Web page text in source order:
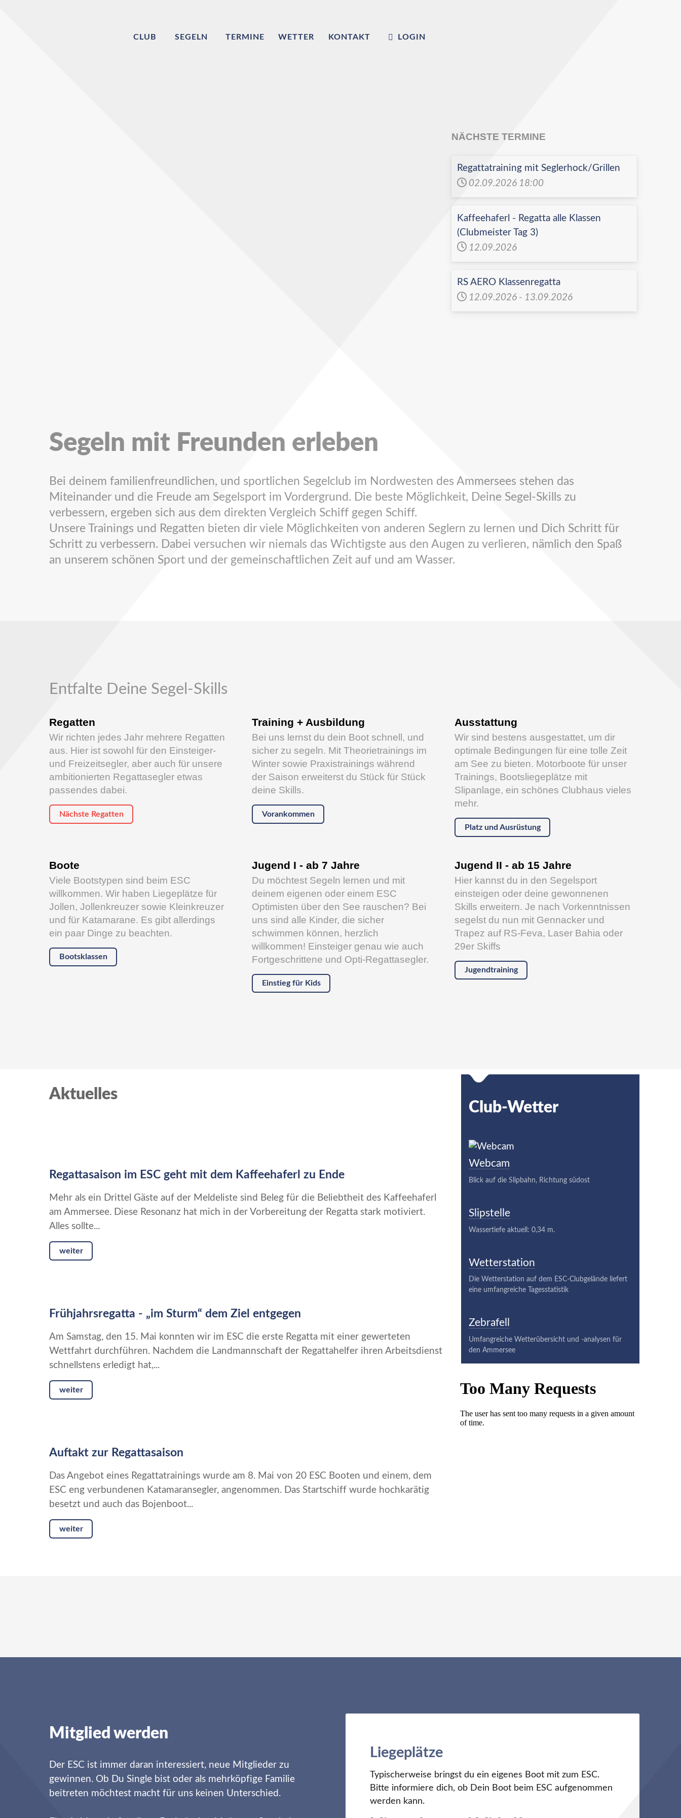
CLUB SEGELN TERMINE WETTER KONTAKT LOGIN
NÄCHSTE TERMINE
Regattatraining mit Seglerhock/Grillen
02.09.2026 18:00
Kaffeehaferl - Regatta alle Klassen
(Clubmeister Tag 3)
12.09.2026
RS AERO Klassenregatta
12.09.2026 - 13.09.2026
Segeln mit Freunden erleben
Bei deinem familienfreundlichen, und sportlichen Segelclub im Nordwesten des Ammersees stehen das
Miteinander und die Freude am Segelsport im Vordergrund. Die beste Möglichkeit, Deine Segel-Skills zu
verbessern, ergeben sich aus dem direkten Vergleich Schiff gegen Schiff.
Unsere Trainings und Regatten bieten dir viele Möglichkeiten von anderen Seglern zu lernen und Dich Schritt für
Schritt zu verbessern. Dabei versuchen wir niemals das Wichtigste aus den Augen zu verlieren, nämlich den Spaß
an unserem schönen Sport und der gemeinschaftlichen Zeit auf und am Wasser.
Entfalte Deine Segel-Skills
Regatten
Wir richten jedes Jahr mehrere Regatten
aus. Hier ist sowohl für den Einsteiger-
und Freizeitsegler, aber auch für unsere
ambitionierten Regattasegler etwas
passendes dabei.
Nächste Regatten
Training + Ausbildung
Bei uns lernst du dein Boot schnell, und
sicher zu segeln. Mit Theorietrainings im
Winter sowie Praxistrainings während
der Saison erweiterst du Stück für Stück
deine Skills.
Vorankommen
Ausstattung
Wir sind bestens ausgestattet, um dir
optimale Bedingungen für eine tolle Zeit
am See zu bieten. Motorboote für unser
Trainings, Bootsliegeplätze mit
Slipanlage, ein schönes Clubhaus vieles
mehr.
Platz und Ausrüstung
Boote
Viele Bootstypen sind beim ESC
willkommen. Wir haben Liegeplätze für
Jollen, Jollenkreuzer sowie Kleinkreuzer
und für Katamarane. Es gibt allerdings
ein paar Dinge zu beachten.
Bootsklassen
Jugend I - ab 7 Jahre
Du möchtest Segeln lernen und mit
deinem eigenen oder einem ESC
Optimisten über den See rauschen? Bei
uns sind alle Kinder, die sicher
schwimmen können, herzlich
willkommen! Einsteiger genau wie auch
Fortgeschrittene und Opti-Regattasegler.
Einstieg für Kids
Jugend II - ab 15 Jahre
Hier kannst du in den Segelsport
einsteigen oder deine gewonnenen
Skills erweitern. Je nach Vorkenntnissen
segelst du nun mit Gennacker und
Trapez auf RS-Feva, Laser Bahia oder
29er Skiffs
Jugendtraining
Aktuelles
Regattasaison im ESC geht mit dem Kaffeehaferl zu Ende
Mehr als ein Drittel Gäste auf der Meldeliste sind Beleg für die Beliebtheit des Kaffeehaferl
am Ammersee. Diese Resonanz hat mich in der Vorbereitung der Regatta stark motiviert.
Alles sollte...
weiter
Frühjahrsregatta - „im Sturm“ dem Ziel entgegen
Am Samstag, den 15. Mai konnten wir im ESC die erste Regatta mit einer gewerteten
Wettfahrt durchführen. Nachdem die Landmannschaft der Regattahelfer ihren Arbeitsdienst
schnellstens erledigt hat,...
weiter
Auftakt zur Regattasaison
Das Angebot eines Regattatrainings wurde am 8. Mai von 20 ESC Booten und einem, dem
ESC eng verbundenen Katamaransegler, angenommen. Das Startschiff wurde hochkarätig
besetzt und auch das Bojenboot...
weiter
Club-Wetter
Webcam
Blick auf die Slipbahn, Richtung südost
Slipstelle
Wassertiefe aktuell: 0,34 m.
Wetterstation
Die Wetterstation auf dem ESC-Clubgelände liefert
eine umfangreiche Tagesstatistik
Zebrafell
Umfangreiche Wetterübersicht und -analysen für
den Ammersee
Mitglied werden
Der ESC ist immer daran interessiert, neue Mitglieder zu
gewinnen. Ob Du Single bist oder als mehrköpfige Familie
beitreten möchtest macht für uns keinen Unterschied.
Liegeplätze
Typischerweise bringst du ein eigenes Boot mit zum ESC.
Bitte informiere dich, ob Dein Boot beim ESC aufgenommen
werden kann.